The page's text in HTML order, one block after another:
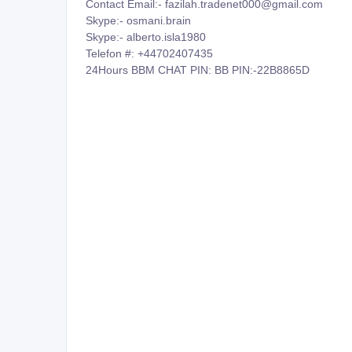
Telefon #: +44702407435
24Hours BBM CHAT PIN: BB PIN:-22B8865D